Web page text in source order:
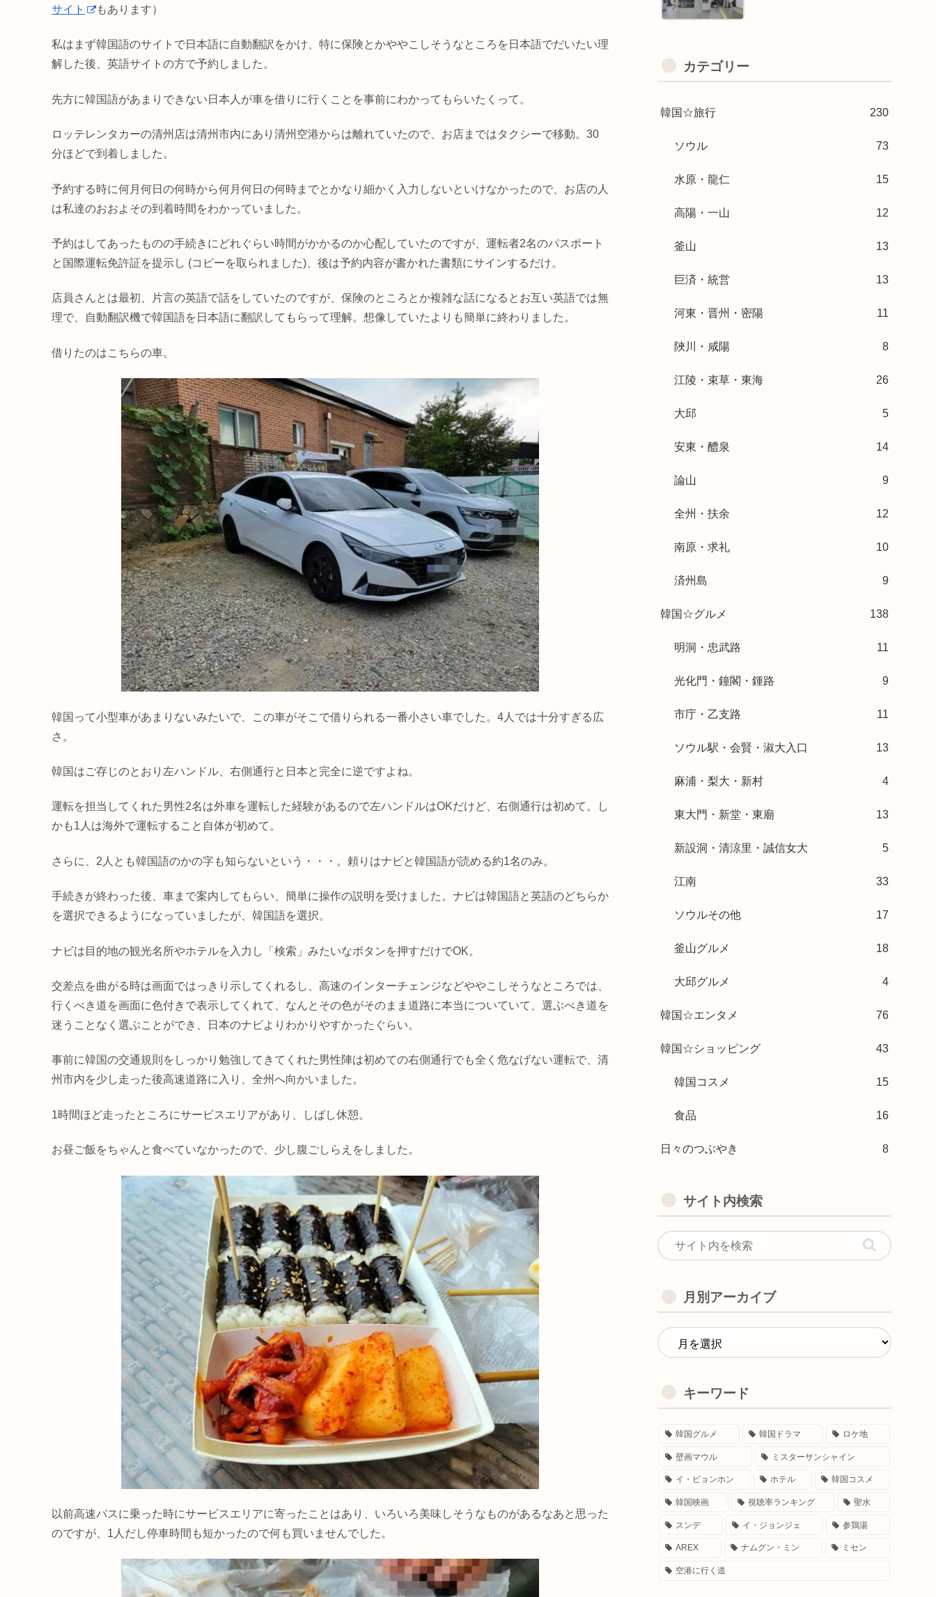
サイト
もあります）
私はまず韓国語のサイトで日本語に自動翻訳をかけ、特に保険とかややこしそうなところを日本語でだいたい理
解した後、英語サイトの方で予約しました。
先方に韓国語があまりできない日本人が車を借りに行くことを事前にわかってもらいたくって。
ロッテレンタカーの清州店は清州市内にあり清州空港からは離れていたので、お店まではタクシーで移動。30
分ほどで到着しました。
予約する時に何月何日の何時から何月何日の何時までとかなり細かく入力しないといけなかったので、お店の人
は私達のおおよその到着時間をわかっていました。
予約はしてあったものの手続きにどれぐらい時間がかかるのか心配していたのですが、運転者2名のパスポート
と国際運転免許証を提示し (コピーを取られました)、後は予約内容が書かれた書類にサインするだけ。
店員さんとは最初、片言の英語で話をしていたのですが、保険のところとか複雑な話になるとお互い英語では無
理で、自動翻訳機で韓国語を日本語に翻訳してもらって理解。想像していたよりも簡単に終わりました。
借りたのはこちらの車。
韓国って小型車があまりないみたいで、この車がそこで借りられる一番小さい車でした。4人では十分すぎる広
さ。
韓国はご存じのとおり左ハンドル、右側通行と日本と完全に逆ですよね。
運転を担当してくれた男性2名は外車を運転した経験があるので左ハンドルはOKだけど、右側通行は初めて。し
かも1人は海外で運転すること自体が初めて。
さらに、2人とも韓国語のかの字も知らないという・・・。頼りはナビと韓国語が読める約1名のみ。
手続きが終わった後、車まで案内してもらい、簡単に操作の説明を受けました。ナビは韓国語と英語のどちらか
を選択できるようになっていましたが、韓国語を選択。
ナビは目的地の観光名所やホテルを入力し「検索」みたいなボタンを押すだけでOK。
交差点を曲がる時は画面ではっきり示してくれるし、高速のインターチェンジなどややこしそうなところでは、
行くべき道を画面に色付きで表示してくれて、なんとその色がそのまま道路に本当についていて、選ぶべき道を
迷うことなく選ぶことができ、日本のナビよりわかりやすかったぐらい。
事前に韓国の交通規則をしっかり勉強してきてくれた男性陣は初めての右側通行でも全く危なげない運転で、清
州市内を少し走った後高速道路に入り、全州へ向かいました。
1時間ほど走ったところにサービスエリアがあり、しばし休憩。
お昼ご飯をちゃんと食べていなかったので、少し腹ごしらえをしました。
以前高速バスに乗った時にサービスエリアに寄ったことはあり、いろいろ美味しそうなものがあるなあと思った
のですが、1人だし停車時間も短かったので何も買いませんでした。
カテゴリー
韓国☆旅行 230
ソウル 73
水原・龍仁 15
高陽・一山 12
釜山 13
巨済・統営 13
河東・晋州・密陽 11
陜川・咸陽 8
江陵・束草・東海 26
大邱 5
安東・醴泉 14
論山 9
全州・扶余 12
南原・求礼 10
済州島 9
韓国☆グルメ 138
明洞・忠武路 11
光化門・鐘閣・鍾路 9
市庁・乙支路 11
ソウル駅・会賢・淑大入口 13
麻浦・梨大・新村 4
東大門・新堂・東廟 13
新設洞・清涼里・誠信女大 5
江南 33
ソウルその他 17
釜山グルメ 18
大邱グルメ 4
韓国☆エンタメ 76
韓国☆ショッピング 43
韓国コスメ 15
食品 16
日々のつぶやき 8
サイト内検索
月別アーカイブ
キーワード
韓国グルメ 韓国ドラマ ロケ地
壁画マウル ミスターサンシャイン
イ・ビョンホン ホテル 韓国コスメ
韓国映画 視聴率ランキング 聖水
スンデ イ・ジョンジェ 参鶏湯
AREX ナムグン・ミン ミセン
空港に行く道